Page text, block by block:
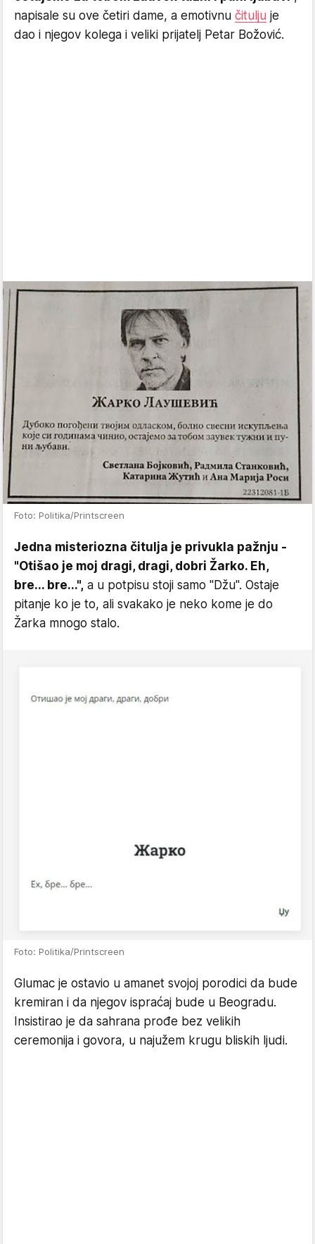
napisale su ove četiri dame, a emotivnu čitulju je
dao i njegov kolega i veliki prijatelj Petar Božović.
Foto: Politika/Printscreen
Jedna misteriozna čitulja je privukla pažnju -
"Otišao je moj dragi, dragi, dobri Žarko. Eh,
bre... bre...", a u potpisu stoji samo "Džu". Ostaje
pitanje ko je to, ali svakako je neko kome je do
Žarka mnogo stalo.
Foto: Politika/Printscreen
Glumac je ostavio u amanet svojoj porodici da bude
kremiran i da njegov ispraćaj bude u Beogradu.
Insistirao je da sahrana prođe bez velikih
ceremonija i govora, u najužem krugu bliskih ljudi.